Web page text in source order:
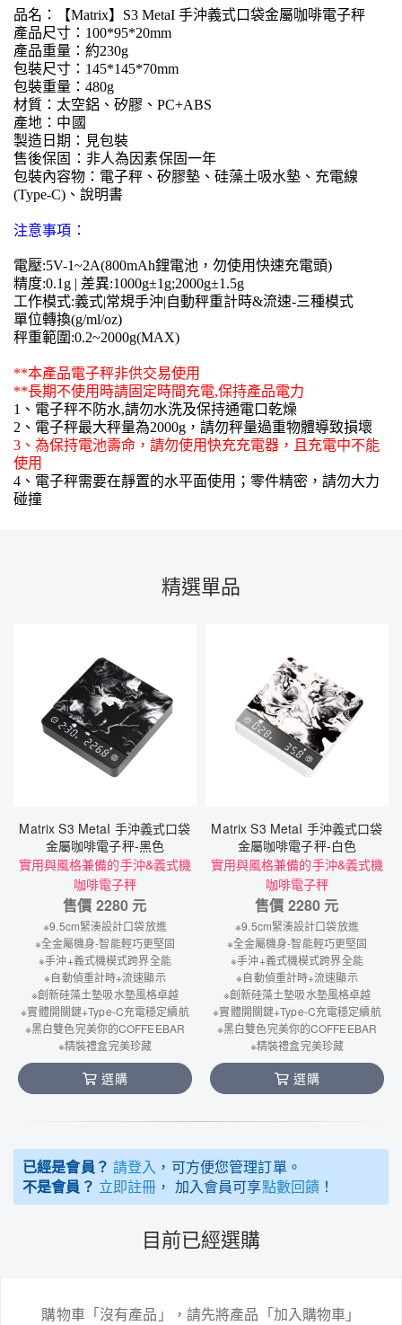
品名：
【Matrix】S3 MetaI 手沖義式口袋金屬咖啡電子秤
產品尺寸：100*95*20mm
產品重量：約230g
包裝尺寸：145*145*70mm
包裝重量：480g
材質：太空鋁、矽膠、PC+ABS
產地：中國
製造日期：見包裝
售後保固：非人為因素保固一年
包裝內容物：電子秤、矽膠墊、硅藻土吸水墊、充電線
(Type-C)、說明書
注意事項：
電壓:5V-1~2A(800mAh鋰電池，勿使用快速充電頭)
精度:0.1g | 差異:1000g±1g;2000g±1.5g
工作模式:義式|常規手沖|自動秤重計時&流速-三種模式
單位轉換(g/ml/oz)
秤重範圍:0.2~2000g(MAX)
**本產品電子秤非供交易使用
**長期不使用時請固定時間充電,保持產品電力
1、電子秤不防水,請勿水洗及保持通電口乾燥
2、電子秤最大秤量為2000g，請勿秤量過重物體導致損壞
3、為保持電池壽命，請勿使用快充充電器，且充電中不能
使用
4、電子秤需要在靜置的水平面使用；零件精密，請勿大力
碰撞
精選單品
Matrix S3 MetaI 手沖義式口袋
金屬咖啡電子秤-黑色
實用與風格兼備的手沖&義式機
咖啡電子秤
售價 2280 元
※9.5cm緊湊設計口袋放進
※全金屬機身-智能輕巧更堅固
※手沖+義式機模式跨界全能
※自動偵重計時+流速顯示
※創新硅藻土墊吸水墊風格卓越
※實體開關鍵+Type-C充電穩定續航
※黑白雙色完美你的COFFEEBAR
※精裝禮盒完美珍藏
選購
Matrix S3 MetaI 手沖義式口袋
金屬咖啡電子秤-白色
實用與風格兼備的手沖&義式機
咖啡電子秤
售價 2280 元
※9.5cm緊湊設計口袋放進
※全金屬機身-智能輕巧更堅固
※手沖+義式機模式跨界全能
※自動偵重計時+流速顯示
※創新硅藻土墊吸水墊風格卓越
※實體開關鍵+Type-C充電穩定續航
※黑白雙色完美你的COFFEEBAR
※精裝禮盒完美珍藏
選購
已經是會員？ 請登入 ，可方便您管理訂單。
不是會員？ 立即註冊 ， 加入會員可享點數回饋！
目前已經選購
購物車「沒有產品」，請先將產品「加入購物車」